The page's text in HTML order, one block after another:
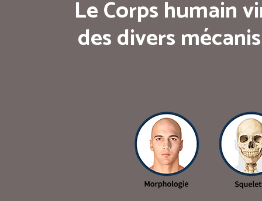
Le Corps humain
des divers